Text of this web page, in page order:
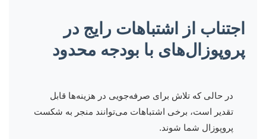
اجتناب از اشتباهات رایج در
پروپوزال‌های با بودجه محدود
در حالی که تلاش برای صرفه‌جویی در هزینه‌ها قابل
تقدیر است، برخی اشتباهات می‌توانند منجر به شکست
پروپوزال شما شوند.